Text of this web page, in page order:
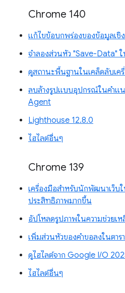
Chrome 140
แก้ไขข้อบกพร่องของข้อมูลเชิ
จำลองส่วนหัว "Save-Data" ใ
ดูสถานะพื้นฐานในเคล็ดลับเค
ลบล้างรูปแบบอุปกรณ์ในคำแ
Agent
Lighthouse 12.8.0
ไฮไลต์อื่นๆ
Chrome 139
เครื่องมือสำหรับนักพัฒนาเว็บ
ประสิทธิภาพมากขึ้น
อัปโหลดรูปภาพในความช่วยเ
เพิ่มส่วนหัวของคำขอลงในตาร
ดูไฮไลต์จาก Google I/O
ไฮไลต์อื่นๆ